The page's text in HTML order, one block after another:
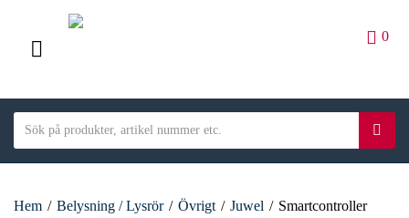
M
E
N
U
a
e
e
a
c
S
0
Hem / Belysning / Lysrör / Övrigt / Juwel / Smartcontroller